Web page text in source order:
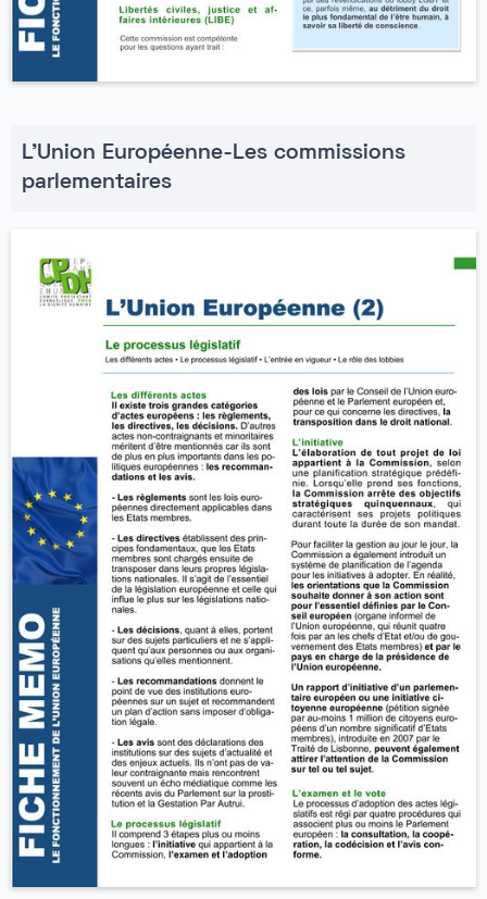
L'Union Européenne-Les commissions
parlementaires